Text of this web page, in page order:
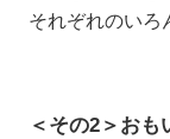
それぞれのいろ
＜その2＞おも